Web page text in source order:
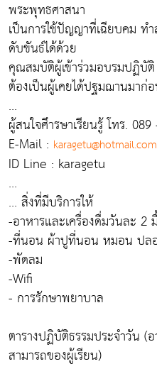
พระพุทธศาสนา
เป็นการใช้ปัญญาที่เฉียบคม ท
ดับขันธ์ได้ด้วย
คุณสมบัติผู้เข้าร่วมอบรมปฏิบัติ
ต้องเป็นผู้เคยได้ปฐมฌานมาก่
...
ผู้สนใจศึารษาเรียนรู้ โทร.
E-Mail : karagetu@hotmail.com
ID Line : karagetu
...
... สิ่งที่มีบริการให้
-อาหารและเครื่องดื่มวันละ 2
-ที่นอน ผ้าปูที่นอน หมอน ปล
-พัดลม
-Wifi
- การรักษาพยาบาล
ตารางปฏิบัติธรรมประจำวัน (
สามารถของผู้เรียน)